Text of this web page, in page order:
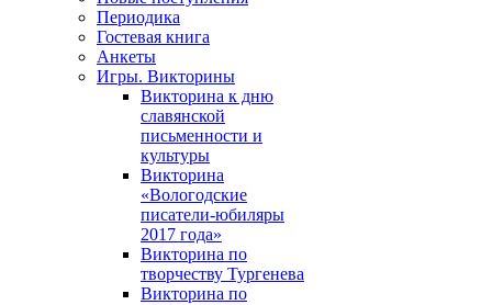
Периодика
Гостевая книга
Анкеты
Игры. Викторины
Викторина к дню
славянской
письменности и
культуры
Викторина
«Вологодские
писатели-юбиляры
2017 года»
Викторина по
творчеству Тургенева
Викторина по